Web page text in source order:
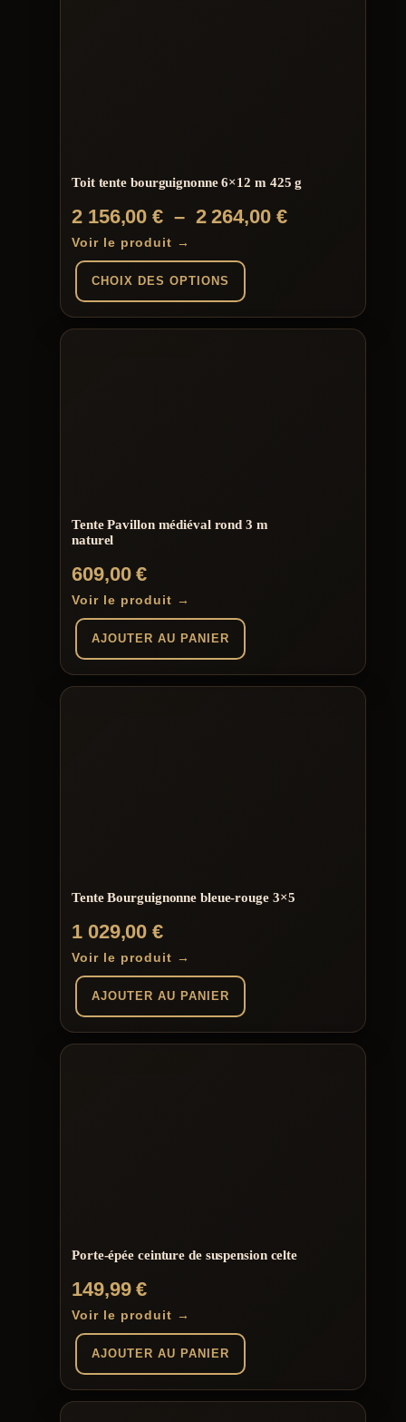
Toit tente bourguignonne 6×12 m 425 g
2 156,00€ – 2 264,00 €Plage
156,00 €
Voir le produit →
CHOIX DES OPTIONS
produit
page
du
Tente Pavillon médiéval rond 3 m
naturel
609,00€
Voir le produit →
AJOUTER AU PANIER
Tente Bourguignonne bleue-rouge 3×5
1 029,00€
Voir le produit →
AJOUTER AU PANIER
Porte-épée ceinture de suspension celte
149,99€
Voir le produit →
AJOUTER AU PANIER